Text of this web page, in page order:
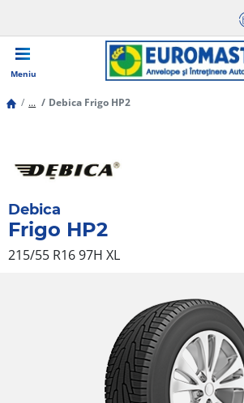
Meniu
... Debica Frigo HP2
Debica
Frigo HP2
215/55 R16 97H XL